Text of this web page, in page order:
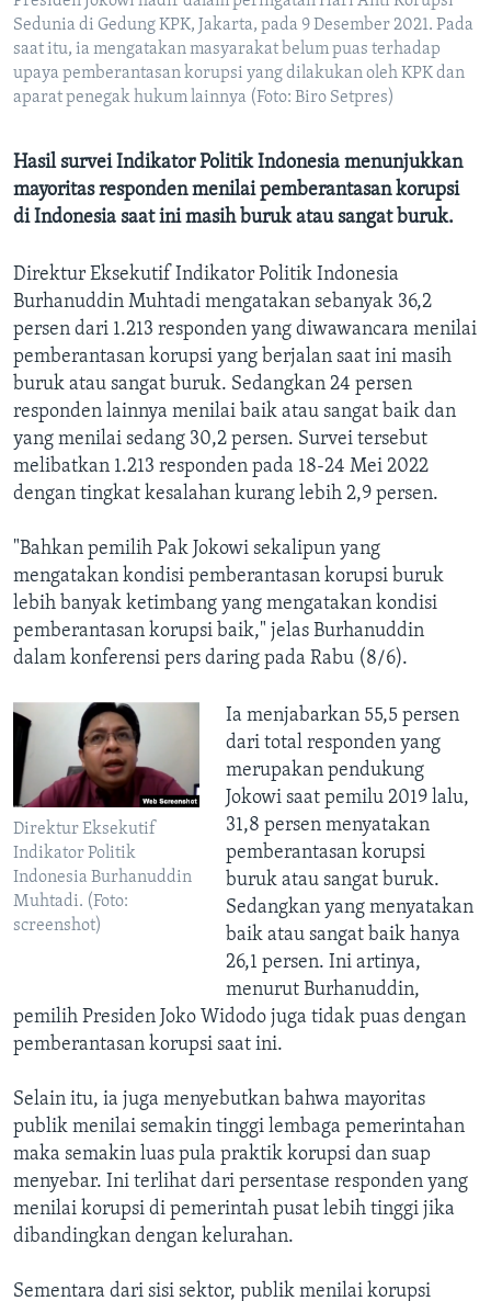
Sedunia di Gedung KPK, Jakarta, pada 9 Desember 2021. Pada
saat itu, ia mengatakan masyarakat belum puas terhadap
upaya pemberantasan korupsi yang dilakukan oleh KPK dan
aparat penegak hukum lainnya (Foto: Biro Setpres)
Hasil survei Indikator Politik Indonesia menunjukkan
mayoritas responden menilai pemberantasan korupsi
di Indonesia saat ini masih buruk atau sangat buruk.
Direktur Eksekutif Indikator Politik Indonesia
Burhanuddin Muhtadi mengatakan sebanyak 36,2
persen dari 1.213 responden yang diwawancara menilai
pemberantasan korupsi yang berjalan saat ini masih
buruk atau sangat buruk. Sedangkan 24 persen
responden lainnya menilai baik atau sangat baik dan
yang menilai sedang 30,2 persen. Survei tersebut
melibatkan 1.213 responden pada 18-24 Mei 2022
dengan tingkat kesalahan kurang lebih 2,9 persen.
"Bahkan pemilih Pak Jokowi sekalipun yang
mengatakan kondisi pemberantasan korupsi buruk
lebih banyak ketimbang yang mengatakan kondisi
pemberantasan korupsi baik," jelas Burhanuddin
dalam konferensi pers daring pada Rabu (8/6).
Direktur Eksekutif
Indikator Politik
Indonesia Burhanuddin
Muhtadi. (Foto:
screenshot)
Ia menjabarkan 55,5 persen
dari total responden yang
merupakan pendukung
Jokowi saat pemilu 2019 lalu,
31,8 persen menyatakan
pemberantasan korupsi
buruk atau sangat buruk.
Sedangkan yang menyatakan
baik atau sangat baik hanya
26,1 persen. Ini artinya,
menurut Burhanuddin,
pemilih Presiden Joko Widodo juga tidak puas dengan
pemberantasan korupsi saat ini.
Selain itu, ia juga menyebutkan bahwa mayoritas
publik menilai semakin tinggi lembaga pemerintahan
maka semakin luas pula praktik korupsi dan suap
menyebar. Ini terlihat dari persentase responden yang
menilai korupsi di pemerintah pusat lebih tinggi jika
dibandingkan dengan kelurahan.
Sementara dari sisi sektor, publik menilai korupsi